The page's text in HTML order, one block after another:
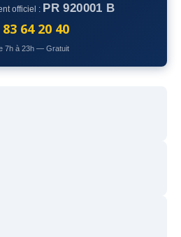
officiel : PR 920001 B
83 64 20 40
7h à 23h — Gratuit